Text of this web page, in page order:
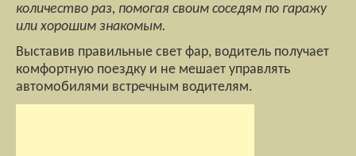
количество раз, помогая своим соседям по гаражу
или хорошим знакомым.
Выставив правильные свет фар, водитель получает
комфортную поездку и не мешает управлять
автомобилями встречным водителям.